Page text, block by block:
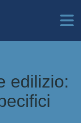
edilizio: